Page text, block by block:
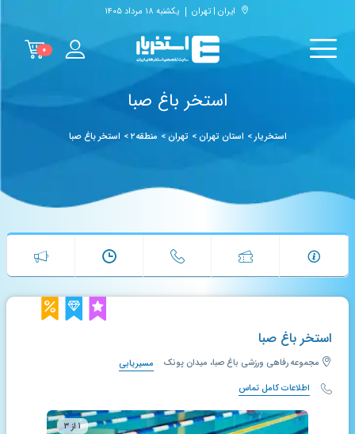
ایران | تهران یکشنبه ۱۸ مرداد ۱۴۰۵
۰
استخر باغ صبا
استخریار> استان تهران> تهران> منطقه۲ > استخر باغ صبا
استخر باغ صبا
مجموعه رفاهی ورزشی باغ صبا، میدان پونک
مسیریابی
اطلاعات کامل تماس
۱ از ۳